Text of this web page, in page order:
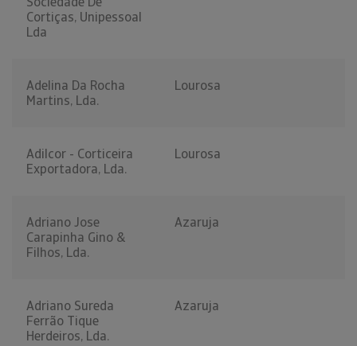
Cortiças, Unipessoal
Lda
Adelina Da Rocha
Martins, Lda.
Lourosa
Adilcor - Corticeira
Exportadora, Lda.
Lourosa
Adriano Jose
Carapinha Gino &
Filhos, Lda.
Azaruja
Adriano Sureda
Ferrão Tique
Herdeiros, Lda.
Azaruja